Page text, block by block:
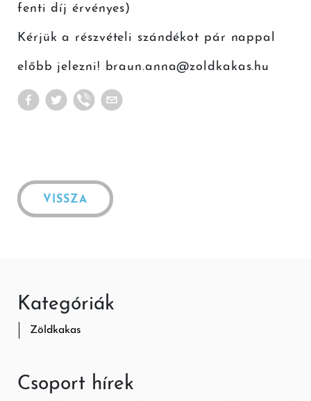
fenti díj érvényes)
Kérjük a részvételi szándékot pár nappal
előbb jelezni! braun.anna@zoldkakas.hu
VISSZA
Kategóriák
Zöldkakas
Csoport hírek